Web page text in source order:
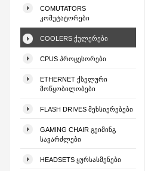
COMUTATORS
ᲙᲝᲛᲣᲢᲐᲢᲝᲠᲔᲑᲘ
COOLERS ᲥᲣᲚᲔᲠᲔᲑᲘ
CPUS ᲞᲠᲝᲪᲔᲡᲝᲠᲔᲑᲘ
ETHERNET ᲥᲡᲔᲚᲣᲠᲘ
ᲛᲝᲬᲧᲝᲑᲘᲚᲝᲑᲔᲑᲘ
FLASH DRIVES ᲛᲔᲮᲡᲘᲔᲠᲔᲑᲔᲑᲘ
GAMING CHAIR ᲒᲔᲘᲛᲘᲜᲒ
ᲡᲐᲕᲐᲠᲫᲚᲔᲑᲘ
HEADSETS ᲧᲣᲠᲡᲐᲡᲛᲔᲜᲔᲑᲘ